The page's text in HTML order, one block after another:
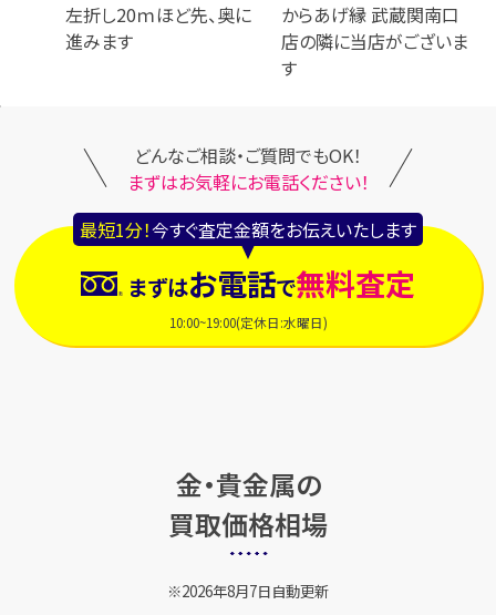
左折し20ｍほど先、奥に
進みます
からあげ縁 武蔵関南口
店の隣に当店がございま
す
どんなご相談・ご質問でもOK！
まずはお気軽にお電話ください！
最短1分！今すぐ査定金額をお伝えいたします
まずはお電話で無料査定
10:00~19:00(定休日:水曜日)
金・貴金属の
買取価格相場
2026年8月7日自動更新